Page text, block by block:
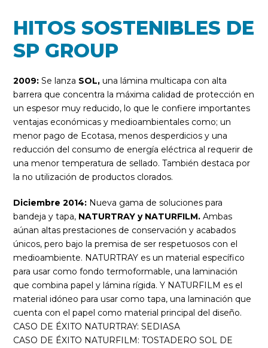
HITOS SOSTENIBLES DE
SP GROUP
2009: Se lanza SOL, una lámina multicapa con alta
barrera que concentra la máxima calidad de protección en
un espesor muy reducido, lo que le confiere importantes
ventajas económicas y medioambientales como; un
menor pago de Ecotasa, menos desperdicios y una
reducción del consumo de energía eléctrica al requerir de
una menor temperatura de sellado. También destaca por
la no utilización de productos clorados.
Diciembre 2014: Nueva gama de soluciones para
bandeja y tapa, NATURTRAY y NATURFILM. Ambas
aúnan altas prestaciones de conservación y acabados
únicos, pero bajo la premisa de ser respetuosos con el
medioambiente. NATURTRAY es un material específico
para usar como fondo termoformable, una laminación
que combina papel y lámina rígida. Y NATURFILM es el
material idóneo para usar como tapa, una laminación que
cuenta con el papel como material principal del diseño.
CASO DE ÉXITO NATURTRAY: SEDIASA
CASO DE ÉXITO NATURFILM: TOSTADERO SOL DE